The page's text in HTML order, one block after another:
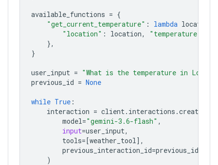
available_functions = {
"get_current_temperature" : lambda location
"location" : location, "temperature"
},
}
user_input = "What is the temperature in
previous_id = None
while True :
interaction = client. interactions .create
model="gemini-3.6-flash" ,
input=user_input,
tools=[weather_tool],
previous_interaction_id=previous_id
)